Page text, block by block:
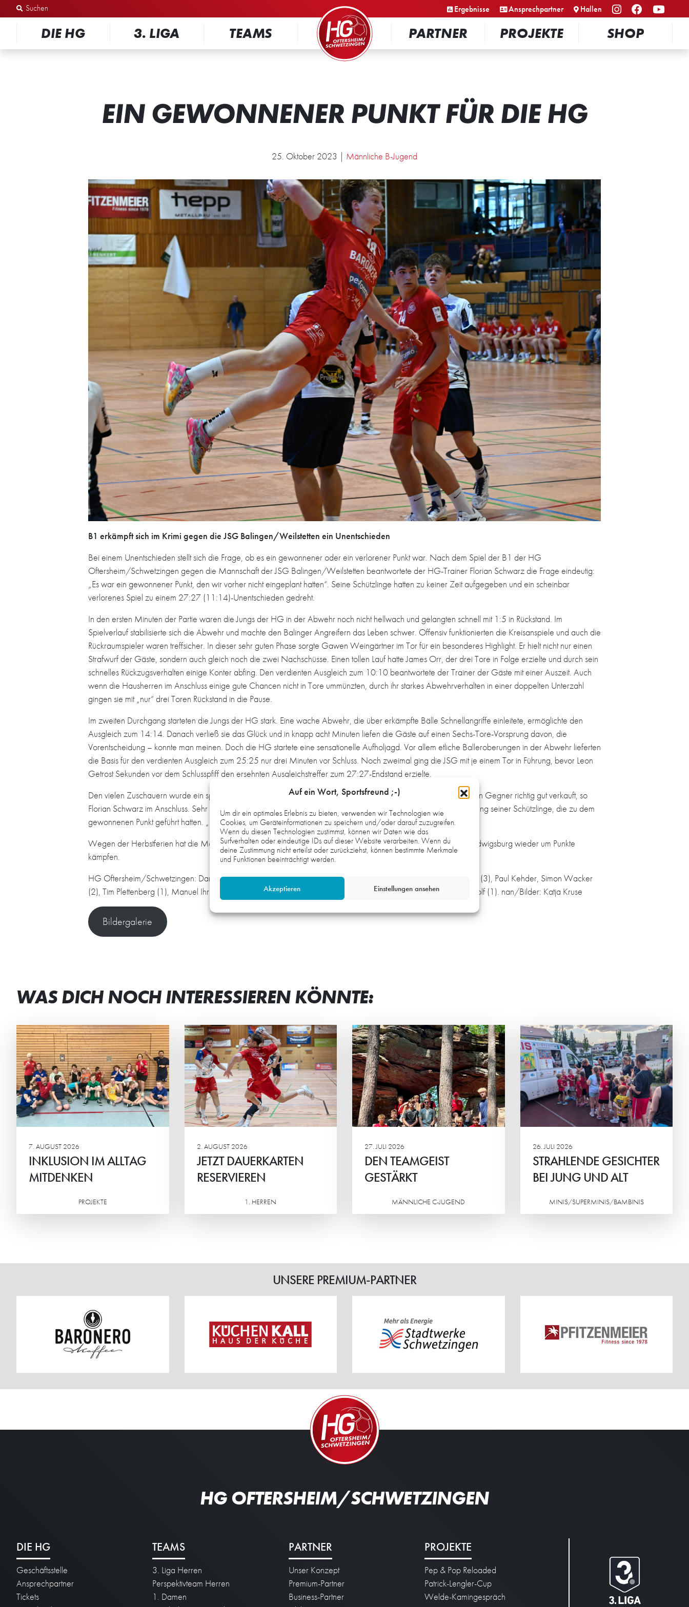
Auf ein Wort, Sportsfreund ;-)
Um dir ein optimales Erlebnis zu bieten, verwenden wir Technologien wie
Cookies, um Geräteinformationen zu speichern und/oder darauf zuzugreifen.
Wenn du diesen Technologien zustimmst, können wir Daten wie das
Surfverhalten oder eindeutige IDs auf dieser Website verarbeiten. Wenn du
deine Zustimmung nicht erteilst oder zurückziehst, können bestimmte Merkmale
und Funktionen beeinträchtigt werden.
Akzeptieren Einstellungen ansehen
Zum Inhalt springen Ergebnisse Ansprechpartner Hallen
DIE HG 3. LIGA TEAMS
PARTNER
PROJEKTE SHOP
EIN GEWONNENER PUNKT FÜR DIE HG
25. Oktober 2023 | Männliche B-Jugend
B1 erkämpft sich im Krimi gegen die JSG Balingen/Weilstetten ein Unentschieden
Bei einem Unentschieden stellt sich die Frage, ob es ein gewonnener oder ein verlorener Punkt war. Nach dem Spiel der B1 der HG
Oftersheim/Schwetzingen gegen die Mannschaft der JSG Balingen/Weilstetten beantwortete der HG-Trainer Florian Schwarz die Frage eindeutig:
„Es war ein gewonnener Punkt, den wir vorher nicht eingeplant hatten“. Seine Schützlinge hatten zu keiner Zeit aufgegeben und ein scheinbar
verlorenes Spiel zu einem 27:27 (11:14)-Unentschieden gedreht.
In den ersten Minuten der Partie waren die Jungs der HG in der Abwehr noch nicht hellwach und gelangten schnell mit 1:5 in Rückstand. Im
Spielverlauf stabilisierte sich die Abwehr und machte den Balinger Angreifern das Leben schwer. Offensiv funktionierten die Kreisanspiele und auch die
Rückraumspieler waren treffsicher. In dieser sehr guten Phase sorgte Gawen Weingärtner im Tor für ein besonderes Highlight. Er hielt nicht nur einen
Strafwurf der Gäste, sondern auch gleich noch die zwei Nachschüsse. Einen tollen Lauf hatte James Orr, der drei Tore in Folge erzielte und durch sein
schnelles Rückzugsverhalten einige Konter abfing. Den verdienten Ausgleich zum 10:10 beantwortete der Trainer der Gäste mit einer Auszeit. Auch
wenn die Hausherren im Anschluss einige gute Chancen nicht in Tore ummünzten, durch ihr starkes Abwehrverhalten in einer doppelten Unterzahl
gingen sie mit „nur“ drei Toren Rückstand in die Pause.
Im zweiten Durchgang starteten die Jungs der HG stark. Eine wache Abwehr, die über erkämpfte Bälle Schnellangriffe einleitete, ermöglichte den
Ausgleich zum 14:14. Danach verließ sie das Glück und in knapp acht Minuten liefen die Gäste auf einen Sechs-Tore-Vorsprung davon, die
Vorentscheidung – konnte man meinen. Doch die HG startete eine sensationelle Aufholjagd. Vor allem etliche Balleroberungen in der Abwehr lieferten
die Basis für den verdienten Ausgleich zum 25:25 nur drei Minuten vor Schluss. Noch zweimal ging die JSG mit je einem Tor in Führung, bevor Leon
Getrost Sekunden vor dem Schlusspfiff den ersehnten Ausgleichstreffer zum 27:27-Endstand erzielte.
Den vielen Zuschauern wurde ein spannender Handballkrimi geboten. Sein Team hat sich gegen einen favorisierten Gegner richtig gut verkauft, so
Florian Schwarz im Anschluss. Sehr zufrieden war er mit der starken Deckung und der kämpferisch sehr guten Leistung seiner Schützlinge, die zu dem
gewonnenen Punkt geführt hatten. „Die Jungs können stolz auch sich sein“, sagte der Trainer abschließend.
Wegen der Herbstferien hat die Mannschaft zwei Wochenenden spielfrei und wird am 10. November bei HB Ludwigsburg wieder um Punkte
kämpfen.
HG Oftersheim/Schwetzingen: Dario Bennefeld, Gawen Weingärtner; Adrian Summ (6), Tim Löhr (5), James Orr (3), Paul Kehder, Simon Wacker
(2), Tim Plettenberg (1), Manuel Ihrig (4), Noah Bühler, Lars Kruse, Adrian Oborowski, Leon Getrost (5), Robin Wolf (1). nan/Bilder: Katja Kruse
Bildergalerie
WAS DICH NOCH INTERESSIEREN KÖNNTE:
7. AUGUST 2026
INKLUSION IM ALLTAG
MITDENKEN
PROJEKTE
2. AUGUST 2026
JETZT DAUERKARTEN
RESERVIEREN
1. HERREN
JETZT DAUERKARTEN
RESERVIEREN
Ab sofort können sich die HG-
Fans ihren Sitzplatz für die
Regionalliga sichern.
27. JULI 2026
DEN TEAMGEIST
GESTÄRKT
MÄNNLICHE C-JUGEND
DEN TEAMGEIST
GESTÄRKT
Die männliche C2 der HG
verbrachte ein actionreiches
Wochenende in der Südpfalz.
26. JULI 2026
STRAHLENDE GESICHTER
BEI JUNG UND ALT
MINIS/SUPERMINIS/BAMBINIS
STRAHLENDE GESICHTER
BEI JUNG UND ALT
Beim Eltern-Kind-Turnier der HG-
Minis standen vor allem der
gemeinsame Spaß, sportlicher
Ehrgeiz und das Miteinander im
UNSERE PREMIUM-PARTNER
HG OFTERSHEIM/SCHWETZINGEN
DIE HG
Geschäftsstelle
Ansprechpartner
Tickets
TEAMS
3. Liga Herren
Perspektivteam Herren
1. Damen
PARTNER
Unser Konzept
Premium-Partner
Business-Partner
PROJEKTE
Pep & Pop Reloaded
Patrick-Lengler-Cup
Welde-Kamingespräch